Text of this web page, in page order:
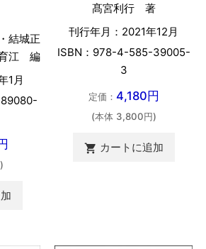
結城正
育江 編
1月
髙宮利行 著
刊行年月：2021年12月
ISBN：978-4-585-39005-
3
定価： 4,180円
(本体 3,800円)
 カートに追加